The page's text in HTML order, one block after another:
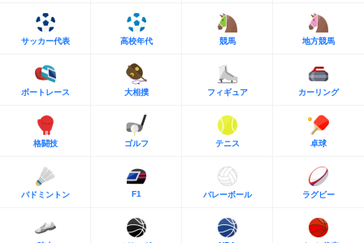
サッカー代表 高校年代 競馬 地方競馬
ボートレース 大相撲 フィギュア カーリング
格闘技 ゴルフ テニス 卓球
バドミントン F1 バレーボール ラグビー